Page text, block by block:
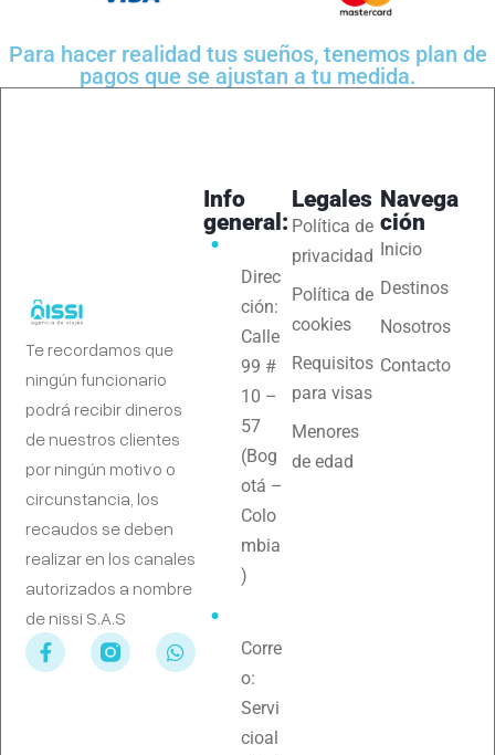
Para hacer realidad tus sueños, tenemos plan de
pagos que se ajustan a tu medida.
Te recordamos que
ningún funcionario
podrá recibir dineros
de nuestros clientes
por ningún motivo o
circunstancia, los
recaudos se deben
realizar en los canales
autorizados a nombre
de nissi S.A.S
Navega
ción
Inicio
Destinos
Nosotros
Contacto
Legales
Política de
privacidad
Política de
cookies
Requisitos
para visas
Menores
de edad
Info
general:
Direc
ción:
Calle
99 #
10 –
57
(Bog
otá –
Colo
mbia
)
Corre
o:
Servi
cioal